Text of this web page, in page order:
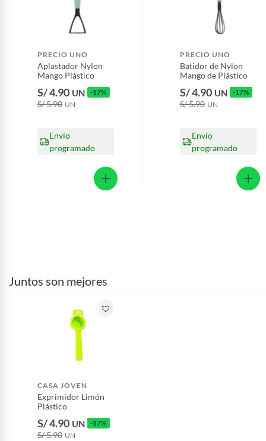
PRECIO UNO
Aplastador Nylon
Mango Plástico
S/ 4.90 UN -17%
S/ 5.90 UN
Envío
programado
PRECIO UNO
Batidor de Nylon
Mango de Plástico
S/ 4.90 UN -17%
S/ 5.90 UN
Envío
programado
Juntos son mejores
CASA JOVEN
Exprimidor Limón
Plástico
S/ 4.90 UN -17%
S/ 5.90 UN